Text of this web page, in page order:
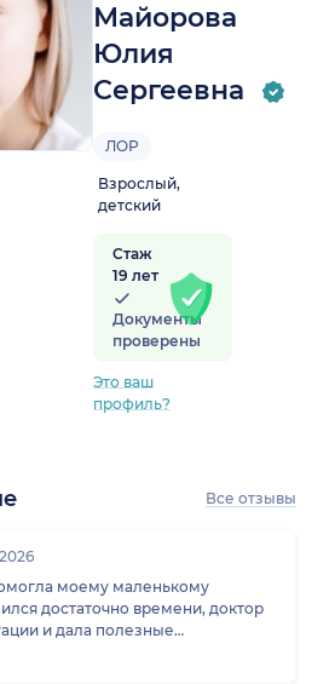
Майорова
Юлия
Сергеевна
ЛОР
Взрослый,
детский
Стаж
19 лет
Документы
проверены
Это ваш
профиль?
Все отзывы
моему маленькому
достаточно времени, доктор
и дала полезные
понравилось.